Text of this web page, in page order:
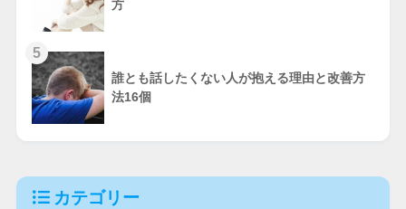
方
5
誰とも話したくない人が抱える理由と改善方
法16個
カテゴリー